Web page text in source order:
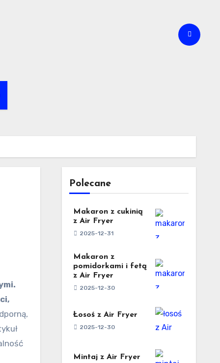
Polecane
Makaron z cukinią
z Air Fryer
2025-12-31
Makaron z
pomidorkami i fetą
z Air Fryer
2025-12-30
Łosoś z Air Fryer
2025-12-30
Mintaj z Air Fryer